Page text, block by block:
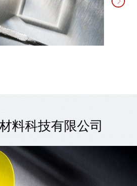
料科技有限公司